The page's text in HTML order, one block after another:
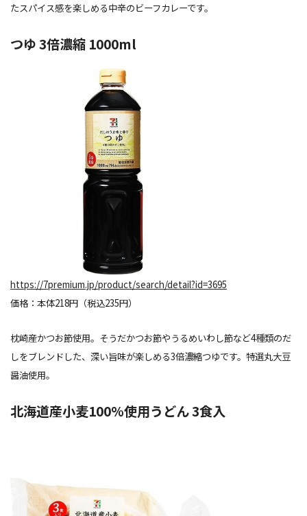
たスパイス感を楽しめる中辛のビーフカレーです。
つゆ 3倍濃縮 1000ml
https://7premium.jp/product/search/detail?id=3695
価格：本体218円（税込235円）
枕崎産かつお節使用。そうだかつお節やうるめいわし節など4種類のだ
しをブレンドした、深い旨味が楽しめる3倍濃縮つゆです。特選丸大豆
醤油使用。
北海道産小麦100%使用うどん 3食入